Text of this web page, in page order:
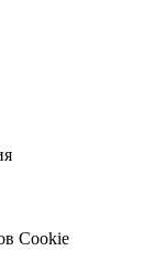
Cookie